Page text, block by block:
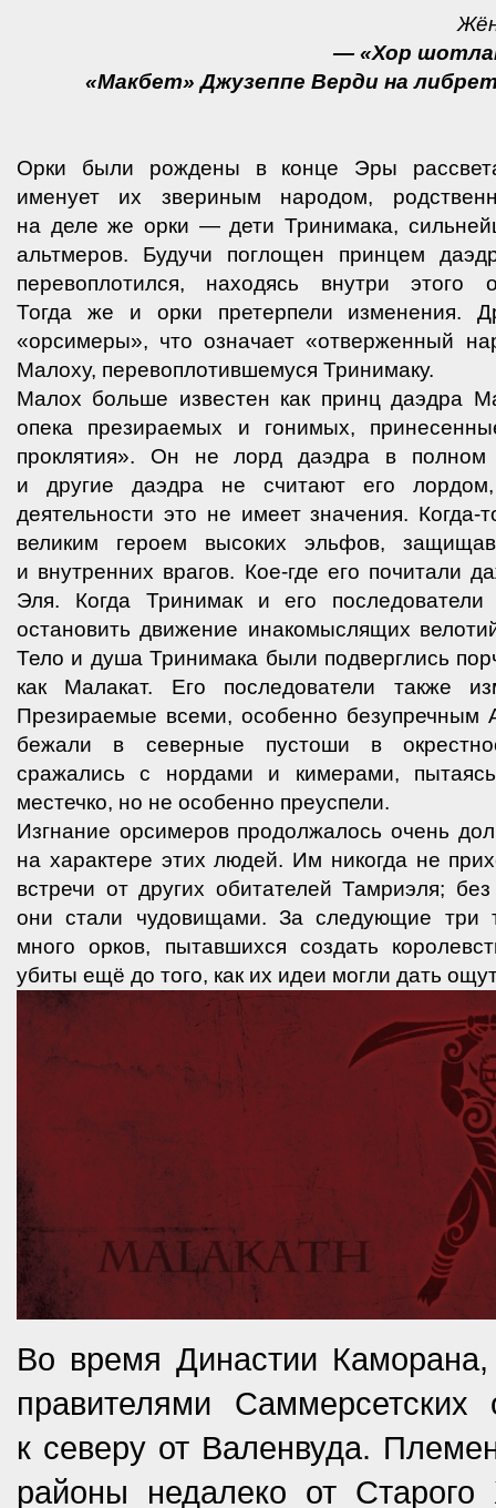
— «Хор
«Макбет» Джузеппе Верди на
Орки были рождены в конце Эры
именует их звериным народом,
на деле же орки — дети Тринимака,
альтмеров. Будучи поглощен принцем
перевоплотился, находясь внутри этого
Тогда же и орки претерпели изменения.
«орсимеры», что означает «отверженный
Малоху, перевоплотившемуся Тринимаку.
Малох больше известен как принц даэдра
опека презираемых и гонимых,
проклятия». Он не лорд даэдра в полном
и другие даэдра не считают его
деятельности это не имеет значения.
великим героем высоких эльфов,
и внутренних врагов. Кое-где его почитали
Эля. Когда Тринимак и его последователи
остановить движение инакомыслящих
Тело и душа Тринимака были подверглись
как Малакат. Его последователи также
Презираемые всеми, особенно безупречным
бежали в северные пустоши в
сражались с нордами и кимерами,
местечко, но не особенно преуспели.
Изгнание орсимеров продолжалось очень
на характере этих людей. Им никогда не
встречи от других обитателей Тамриэля;
они стали чудовищами. За следующие три
много орков, пытавшихся создать
убиты ещё до того, как их идеи могли дать
Во время Династии
правителями
к северу от Валенвуда.
районы недалеко от